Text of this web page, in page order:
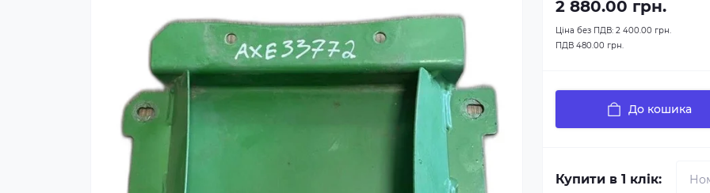
2 880.00 грн.
Ціна без ПДВ: 2 400.00 грн.
ПДВ 480.00 грн.
До кошика
Купити в 1 клік: